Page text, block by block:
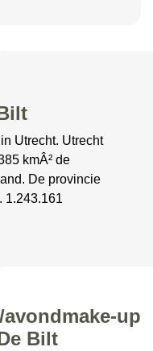
Utrecht. Utrecht
kmÂ² de
De provincie
1.243.161
up
Bilt